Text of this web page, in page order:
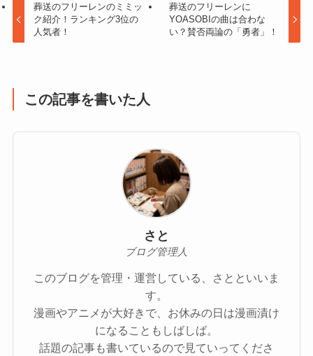
葬送のフリーレンのミミッ
ク紹介！ランキング3位の
人気者！
葬送のフリーレンに
YOASOBIの曲は合わな
い？賛否両論の「勇者」！
この記事を書いた人
さと
ブログ管理人
このブログを管理・運営している、さとといいま
す。
漫画やアニメが大好きで、お休みの日は漫画漬け
になることもしばしば。
話題の記事も書いているので見ていってくださ